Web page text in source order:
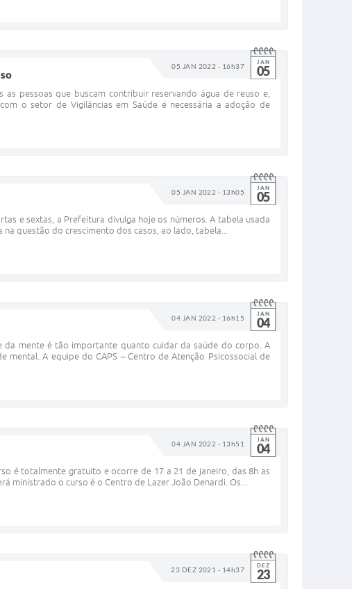
05 JAN 2022 - 16h37 JAN
05
pessoas que buscam contribuir reservando água de reuso e,
o setor de Vigilâncias em Saúde é necessária a adoção de
05 JAN 2022 - 13h05 JAN
05
e sextas, a Prefeitura divulga hoje os números. A tabela usada
questão do crescimento dos casos, ao lado, tabela...
04 JAN 2022 - 16h15 JAN
04
da mente é tão importante quanto cuidar da saúde do corpo. A
A equipe do CAPS – Centro de Atenção Psicossocial de
04 JAN 2022 - 13h51 JAN
04
é totalmente gratuito e ocorre de 17 a 21 de janeiro, das 8h as
ministrado o curso é o Centro de Lazer João Denardi. Os...
23 DEZ 2021 - 14h37 DEZ
23